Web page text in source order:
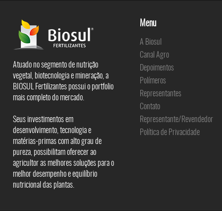
Atuado no segmento de nutrição
vegetal, biotecnologia e mineração, a
BIOSUL Fertilizantes possui o portfolio
mais completo do mercado.
Seus investimentos em
desenvolvimento, tecnologia e
matérias-primas com alto grau de
pureza, possibilitam oferecer ao
agricultor as melhores soluções para o
melhor desempenho e equilíbrio
nutricional das plantas.
Menu
A Biosul
Canal Agro
Depoimentos
Polímeros
Representantes
Contato
Representante/Revendedor
Política de Privacidade